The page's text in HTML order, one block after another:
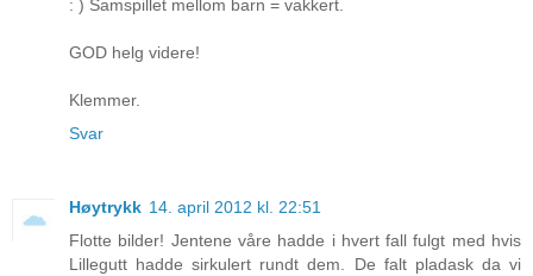
: ) Samspillet mellom barn = vakkert.
GOD helg videre!
Klemmer.
Svar
Høytrykk 14. april 2012 kl. 22:51
Flotte bilder! Jentene våre hadde i hvert fall fulgt med hvis
Lillegutt hadde sirkulert rundt dem. De falt pladask da vi